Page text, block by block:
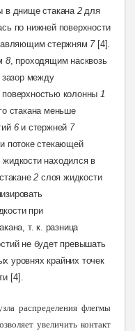
в днище стакана 2для
по нижней поверхности
стержням 7[4].
8, проходящим насквозь
зазор между
колонны 1
стакана меньше
6и стержней 7
потоке стекающей
находился в
2 слоя жидкости
при
т. к. разница
не будет превышать
уровнях крайних точек
[4].
распределения флегмы
увеличить контакт